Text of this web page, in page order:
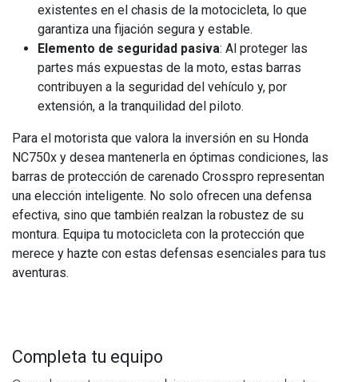
existentes en el chasis de la motocicleta, lo que
garantiza una fijación segura y estable.
Elemento de seguridad pasiva: Al proteger las
partes más expuestas de la moto, estas barras
contribuyen a la seguridad del vehículo y, por
extensión, a la tranquilidad del piloto.
Para el motorista que valora la inversión en su Honda
NC750x y desea mantenerla en óptimas condiciones, las
barras de protección de carenado Crosspro representan
una elección inteligente. No solo ofrecen una defensa
efectiva, sino que también realzan la robustez de su
montura. Equipa tu motocicleta con la protección que
merece y hazte con estas defensas esenciales para tus
aventuras.
Completa tu equipo